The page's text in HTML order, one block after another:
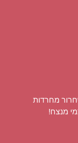
מחרדות
מנצח!